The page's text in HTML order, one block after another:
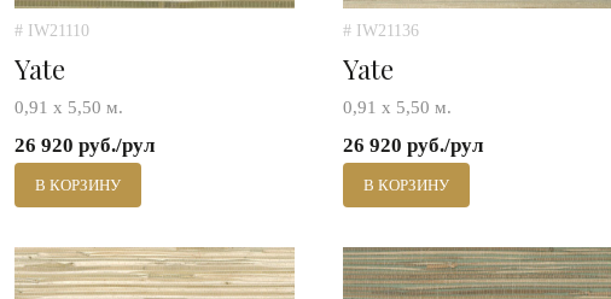
# IW21110
Yate
0,91 х 5,50 м.
26 920 руб./рул
В КОРЗИНУ
# IW21136
Yate
0,91 х 5,50 м.
26 920 руб./рул
В КОРЗИНУ